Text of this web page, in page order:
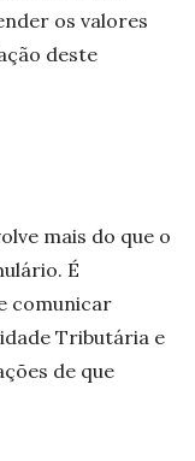
os valores
deste
mais do que o
É
comunicar
Tributária e
de que